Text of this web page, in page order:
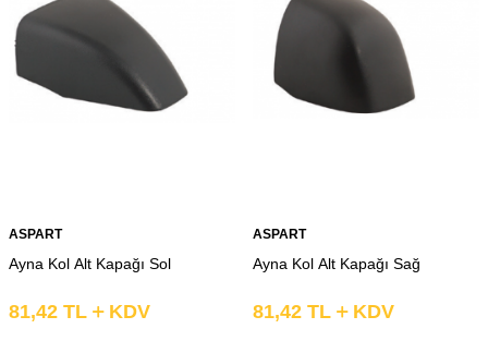
ASPART
Ayna Kol Alt Kapağı Sol
81,42 TL KDV
ASPART
Ayna Kol Alt Kapağı Sağ
81,42 TL KDV